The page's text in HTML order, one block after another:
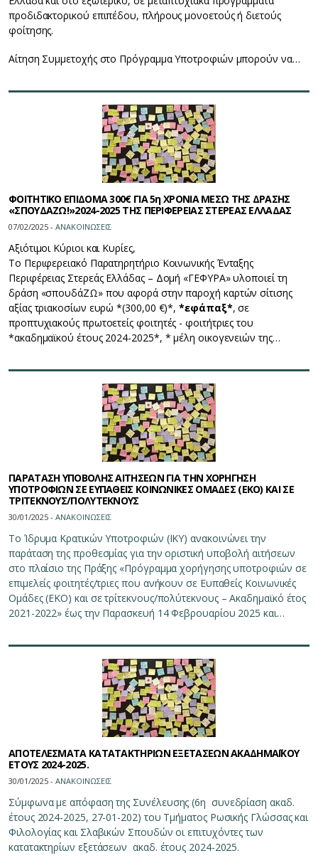
προδιδακτορικού επιπέδου, πλήρους μονοετούς ή διετούς
φοίτησης.
Αίτηση Συμμετοχής στο Πρόγραμμα Υποτροφιών μπορούν να…
ΦΟΙΤΗΤΙΚΟ ΕΠΙΔΟΜΑ 300€ ΓΙΑ 5η ΧΡΟΝΙΑ ΜΕΣΩ ΤΗΣ ΔΡΑΣΗΣ
«ΣΠΟΥΔΑΖΩ!»2024-2025 ΤΗΣ ΠΕΡΙΦΕΡΕΙΑΣ ΣΤΕΡΕΑΣ ΕΛΛΑΔΑΣ
07/02/2025 - ΑΝΑΚΟΙΝΩΣΕΙΣ
Αξιότιμοι Κύριοι και Κυρίες,
Το Περιφερειακό Παρατηρητήριο Κοινωνικής Ένταξης
Περιφέρειας Στερεάς Ελλάδας – Δομή «ΓΕΦΥΡΑ» υλοποιεί τη
δράση «σπουδάΖΩ» που αφορά στην παροχή καρτών σίτισης
αξίας τριακοσίων ευρώ *(300,00 €)*,*εφάπαξ*, σε
προπτυχιακούς πρωτοετείς φοιτητές - φοιτήτριες του
*ακαδημαϊκού έτους 2024-2025*, * μέλη οικογενειών της…
ΠΑΡΑΤΑΣΗ ΥΠΟΒΟΛΗΣ ΑΙΤΗΣΕΩΝ ΓΙΑ ΤΗΝ ΧΟΡΗΓΗΣΗ
ΥΠΟΤΡΟΦΙΩΝ ΣΕ ΕΥΠΑΘΕΙΣ ΚΟΙΝΩΝΙΚΕΣ ΟΜΑΔΕΣ (ΕΚΟ) ΚΑΙ ΣΕ
ΤΡΙΤΕΚΝΟΥΣ/ΠΟΛΥΤΕΚΝΟΥΣ
30/01/2025 - ΑΝΑΚΟΙΝΩΣΕΙΣ
Το Ίδρυμα Κρατικών Υποτροφιών (ΙΚΥ) ανακοινώνει την
παράταση της προθεσμίας για την οριστική υποβολή αιτήσεων
στο πλαίσιο της Πράξης «Πρόγραμμα χορήγησης υποτροφιών σε
επιμελείς φοιτητές/τριες που ανήκουν σε Ευπαθείς Κοινωνικές
Ομάδες (ΕΚΟ) και σε τρίτεκνους/πολύτεκνους – Ακαδημαϊκό έτος
2021-2022» έως την Παρασκευή 14 Φεβρουαρίου 2025 και…
ΑΠΟΤΕΛΕΣΜΑΤΑ ΚΑΤΑΤΑΚΤΗΡΙΩΝ ΕΞΕΤΑΣΕΩΝ ΑΚΑΔΗΜΑΪΚΟΥ
ΕΤΟΥΣ 2024-2025.
30/01/2025 - ΑΝΑΚΟΙΝΩΣΕΙΣ
Σύμφωνα με απόφαση της Συνέλευσης (6η συνεδρίαση ακαδ.
έτους 2024-2025, 27-01-202) του Τμήματος Ρωσικής Γλώσσας και
Φιλολογίας και Σλαβικών Σπουδών οι επιτυχόντες των
κατατακτηρίων εξετάσεων ακαδ. έτους 2024-2025.